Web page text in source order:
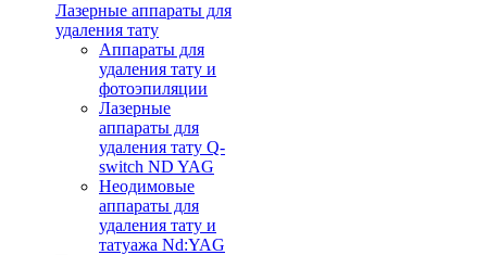
Лазерные аппараты для
удаления тату
Аппараты для
удаления тату и
фотоэпиляции
Лазерные
аппараты для
удаления тату Q-
switch ND YAG
Неодимовые
аппараты для
удаления тату и
татуажа Nd:YAG